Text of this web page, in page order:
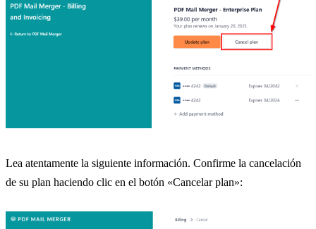
Lea atentamente la siguiente información. Confirme la cancelación
de su plan haciendo clic en el botón «Cancelar plan»: